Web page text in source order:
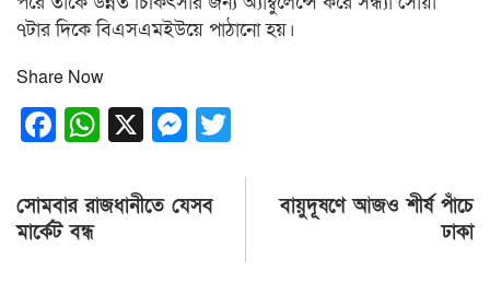
৭টার দিকে বিএসএমইউয়ে পাঠানো হয়।
Share Now
Facebook
WhatsApp
X Messenger
Post
navigation
সোমবার রাজধানীতে যেসব
মার্কেট বন্ধ
বায়ুদূষণে আজও শীর্ষ পাঁচে
ঢাকা